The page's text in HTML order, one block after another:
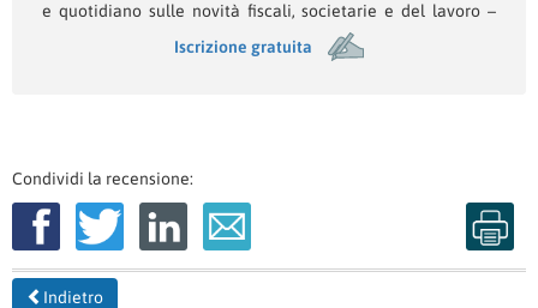
e quotidiano sulle novità fiscali, societarie e del lavoro –
Iscrizione gratuita
Condividi la recensione:
Indietro